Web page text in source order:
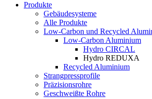
Produkte
Gebäudesysteme
Alle Produkte
Low-Carbon und Recycled
Low-Carbon Aluminium
Hydro CIRCAL
Hydro REDUXA
Recycled Aluminium
Strangpressprofile
Präzisionsrohre
Geschweißte Rohre